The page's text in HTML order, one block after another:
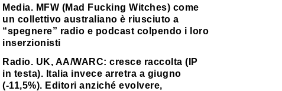
Media. MFW (Mad Fucking Witches) come
un collettivo australiano è riusciuto a
“spegnere” radio e podcast colpendo i loro
inserzionisti
Radio. UK, AA/WARC: cresce raccolta (IP
in testa). Italia invece arretra a giugno
(-11,5%). Editori anziché evolvere,